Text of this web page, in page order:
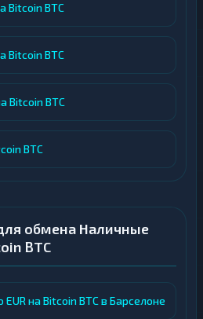
Bitcoin BTC
Bitcoin BTC
Bitcoin BTC
BTC
обмена Наличные
BTC
на Bitcoin BTC в Барселоне